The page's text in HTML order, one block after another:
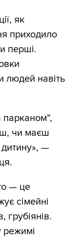
як
приходило
перші.
людей навіть
парканом”,
чи маєш
—
— це
сімейні
грубіянів.
режимі